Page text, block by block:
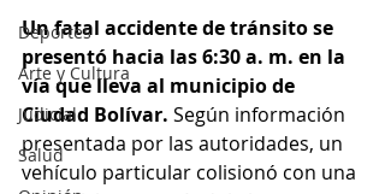
Deportes
Arte y Cultura
Judicial
Salud
Un fatal accidente de tránsito se
presentó hacia las 6:30 a. m. en la
vía que lleva al municipio de
Ciudad Bolívar. Según información
presentada por las autoridades, un
vehículo particular colisionó con una